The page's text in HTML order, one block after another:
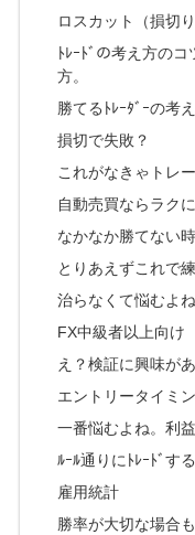
ロスカット（損切
ﾄﾚｰﾄﾞの考え方の
方。
勝てるﾄﾚｰﾀﾞｰの考
損切で失敗？
これがなきゃトレ
自動売買ならラク
なかなか勝てない
とりあえずこれで
治らなくて悩むよ
FX中級者以上向け
え？検証に興味が
エントリータイミ
一番悩むよね。利
ﾙｰﾙ通りにﾄﾚｰﾄﾞす
雇用統計
勝率が大切な場合